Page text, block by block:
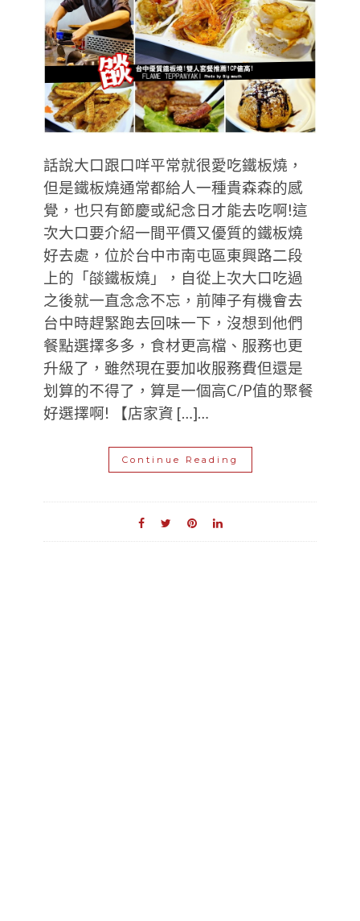
話說大口跟口咩平常就很愛吃鐵板燒，
但是鐵板燒通常都給人一種貴森森的感
覺，也只有節慶或紀念日才能去吃啊!這
次大口要介紹一間平價又優質的鐵板燒
好去處，位於台中市南屯區東興路二段
上的「燄鐵板燒」，自從上次大口吃過
之後就一直念念不忘，前陣子有機會去
台中時趕緊跑去回味一下，沒想到他們
餐點選擇多多，食材更高檔、服務也更
升級了，雖然現在要加收服務費但還是
划算的不得了，算是一個高C/P值的聚餐
好選擇啊! 【店家資 […]…
Continue Reading